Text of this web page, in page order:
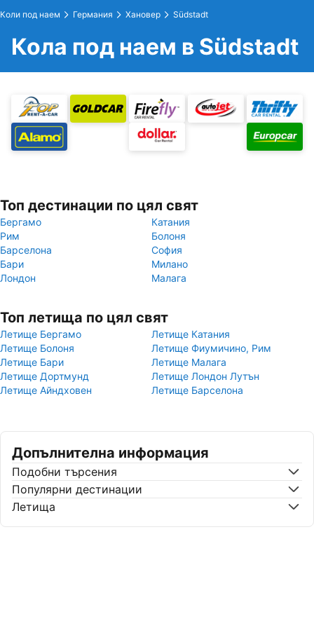
Коли под наем Германия Хановер Südstadt
Кола под наем в Südstadt
Топ дестинации по цял свят
Бергамо
Катания
Рим
Болоня
Барселона
София
Бари
Милано
Лондон
Малага
Топ летища по цял свят
Летище Бергамо
Летище Катания
Летище Болоня
Летище Фиумичино, Рим
Летище Бари
Летище Малага
Летище Дортмунд
Летище Лондон Лутън
Летище Айндховен
Летище Барселона
Допълнителна информация
Подобни търсения
Популярни дестинации
Летища